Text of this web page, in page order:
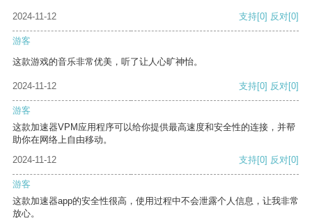
2024-11-12 支持[0] 反对[0]
游客
这款游戏的音乐非常优美，听了让人心旷神怡。
2024-11-12 支持[0] 反对[0]
游客
这款加速器VPM应用程序可以给你提供最高速度和安全性的连接，并帮
助你在网络上自由移动。
2024-11-12
支持[0] 反对[0]
游客
这款加速器app的安全性很高，使用过程中不会泄露个人信息，让我非常
放心。